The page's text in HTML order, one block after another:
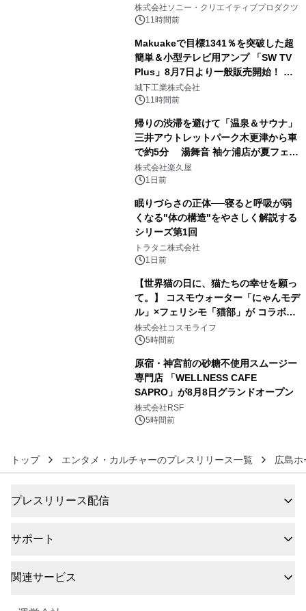
ラボレーション サウナイキタイコラ
ボグッズも発売決定！
株式会社ソニー・クリエイティブプロダクツ
11時間前
Makuakeで目標1341％を突破した超
簡単＆小型テレビ用アンプ 「SW TV
Plus」8月7日より一般販売開始！ ケ
ーブル1本つなぐだけ、テレビの音が
ぐっと豊かに
城下工業株式会社
11時間前
帰りの渋滞を避けて「温泉＆サウナ」
三井アウトレットパーク木更津から車
で約5分 湯舞音 袖ケ浦店が夏フェア
メニューを提供
株式会社楽久屋
1日前
眠りづらさの正体──寝ると呼吸が弱
くなる"体の構造"をやさしく解説する
シリーズ第1回
トラタニ株式会社
1日前
【世界猫の日に、猫たちの幸せを願っ
て。】 コスモウォーター「にゃんモデ
ル」×フェリシモ「猫部」が コラボキ
ャンペーンを実施
株式会社コスモライフ
5時間前
原宿・神宮前の砂糖不使用スムージー
専門店 「WELLNESS CAFE
SAPRO」が8月8日グランドオープン
株式会社RSF
5時間前
トップ エンタメ・カルチャーのプレスリリース一覧 広島ホ
プレスリリース配信
サポート
関連サービス